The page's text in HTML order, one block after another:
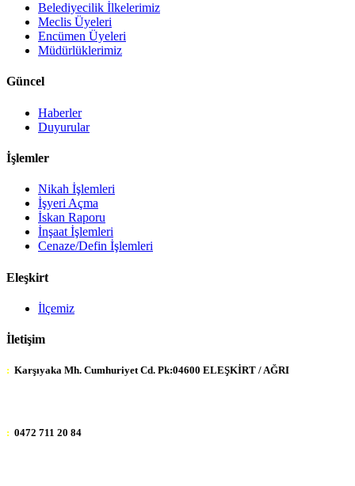
Belediyecilik İlkelerimiz
Meclis Üyeleri
Encümen Üyeleri
Müdürlüklerimiz
Güncel
Haberler
Duyurular
İşlemler
Nikah İşlemleri
İşyeri Açma
İskan Raporu
İnşaat İşlemleri
Cenaze/Defin İşlemleri
Eleşkirt
İlçemiz
İletişim
: Karşıyaka Mh. Cumhuriyet Cd. Pk:04600 ELEŞKİRT / AĞRI
: 0472 711 20 84